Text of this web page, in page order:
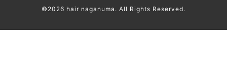
©2026 hair naganuma . All Rights Reserved.